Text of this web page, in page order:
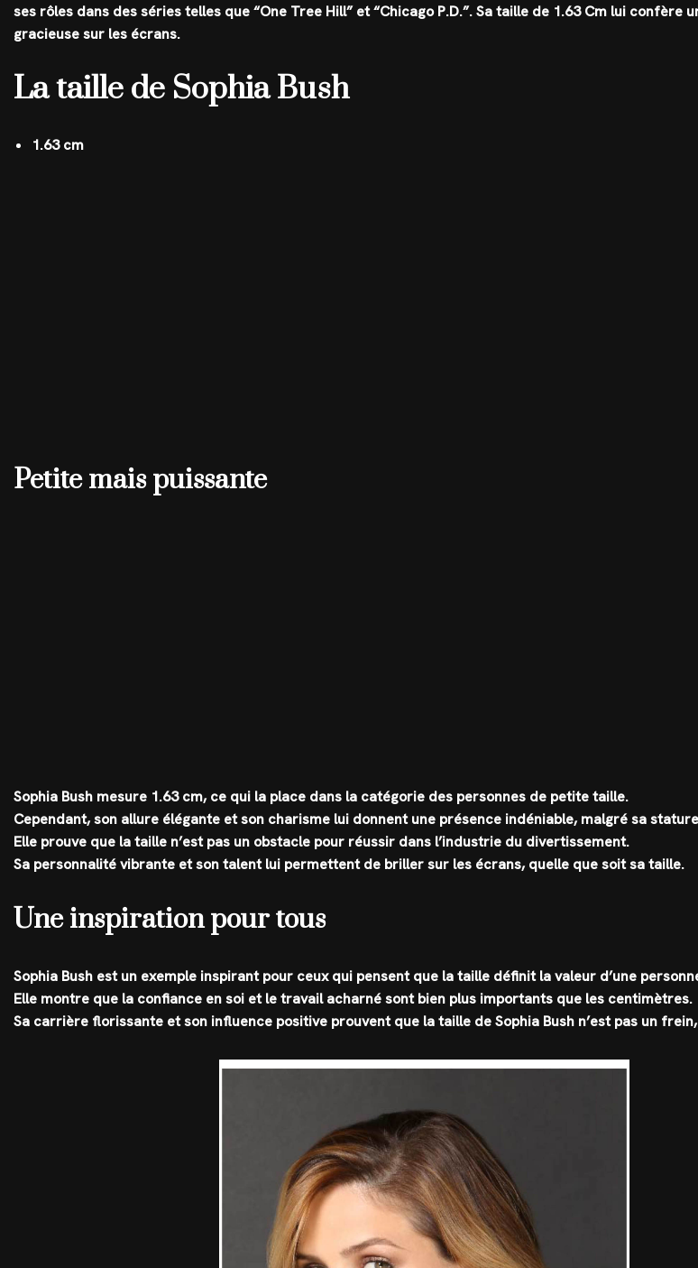
ses rôles dans des séries telles que “One Tree Hill” et “Chicago P.D.”. Sa taille de 1.63 Cm lui confère
gracieuse sur les écrans.
La taille de Sophia Bush
1.63 cm
Petite mais puissante
Sophia Bush mesure 1.63 cm, ce qui la place dans la catégorie des personnes de petite taille.
Cependant, son allure élégante et son charisme lui donnent une présence indéniable, malgré sa
Elle prouve que la taille n’est pas un obstacle pour réussir dans l’industrie du divertissement.
Sa personnalité vibrante et son talent lui permettent de briller sur les écrans, quelle que soit sa taille.
Une inspiration pour tous
Sophia Bush est un exemple inspirant pour ceux qui pensent que la taille définit la valeur d’une
Elle montre que la confiance en soi et le travail acharné sont bien plus importants que les centimètres.
Sa carrière florissante et son influence positive prouvent que la taille de Sophia Bush n’est pas un